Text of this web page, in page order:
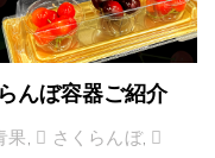
んぼ容器ご紹介
果, さくらんぼ,